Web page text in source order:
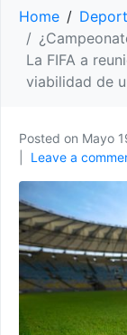
Home
La FIFA a
viabilidad de
Posted on Mayo
Leave a